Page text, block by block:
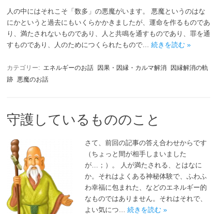
人の中にはそれこそ「数多」の悪魔がいます。 悪魔というのはな
にかというと過去にもいくらかかきましたが、運命を作るものであ
り、満たされないものであり、人と共鳴を通すものであり、罪を通
すものであり、人のためにつくられたもので… 続きを読む »
カテゴリー: エネルギーのお話 因果・因縁・カルマ解消
因縁解消の軌
跡 悪魔のお話
守護しているもののこと
さて、前回の記事の答え合わせからです
（ちょっと間が相手しまいました
が…；）。 人が満たされる、とはなに
か。それはよくある神秘体験で、ふわふ
わ幸福に包まれた、などのエネルギー的
なものではありません。それはそれで、
よい気につ… 続きを読む »